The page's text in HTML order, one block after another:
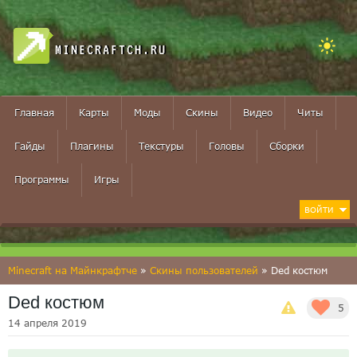
MINECRAFTCH.RU
Главная Карты Моды Скины Видео Читы
Гайды Плагины Текстуры Головы Сборки
Программы Игры
ВОЙТИ
Minecraft на Майнкрафтче » Скины пользователей » Ded костюм
5
Ded костюм
14 апреля 2019